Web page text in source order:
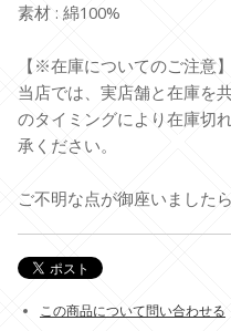
素材 : 綿100%
【※在庫についてのご注意
当店では、実店舗と在庫を
のタイミングにより在庫切
承ください。
ご不明な点が御座いました
この商品について問い合わせる